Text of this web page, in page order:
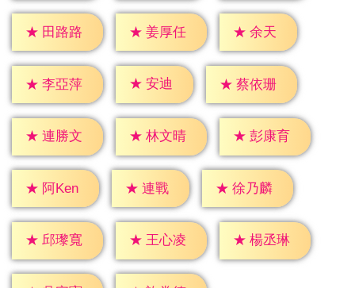
★ 田路路 ★ 姜厚任 ★ 余天
★ 李亞萍 ★ 安迪 ★ 蔡依珊
★ 連勝文 ★ 林文晴 ★ 彭康育
★ 阿Ken ★ 連戰 ★ 徐乃麟
★ 邱瓈寬 ★ 王心凌 ★ 楊丞琳